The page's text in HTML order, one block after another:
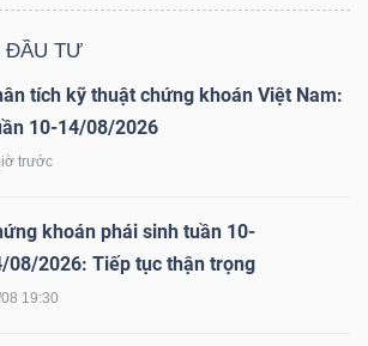
ĐẦU TƯ
tích kỹ thuật chứng khoán Việt Nam:
10-14/08/2026
trước
khoán phái sinh tuần 10-
08/2026: Tiếp tục thận trọng
19:30